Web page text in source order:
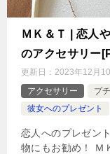
ＭＫ＆Ｔ | 恋人
のアクセサリー
更新日： 2023年12月
アクセサリー
プ
彼女へのプレゼント
恋人へのプレゼン
物にもお勧め！ Ｍ